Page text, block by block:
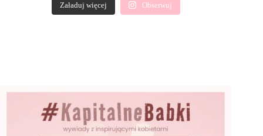
Załaduj więcej Obserwuj